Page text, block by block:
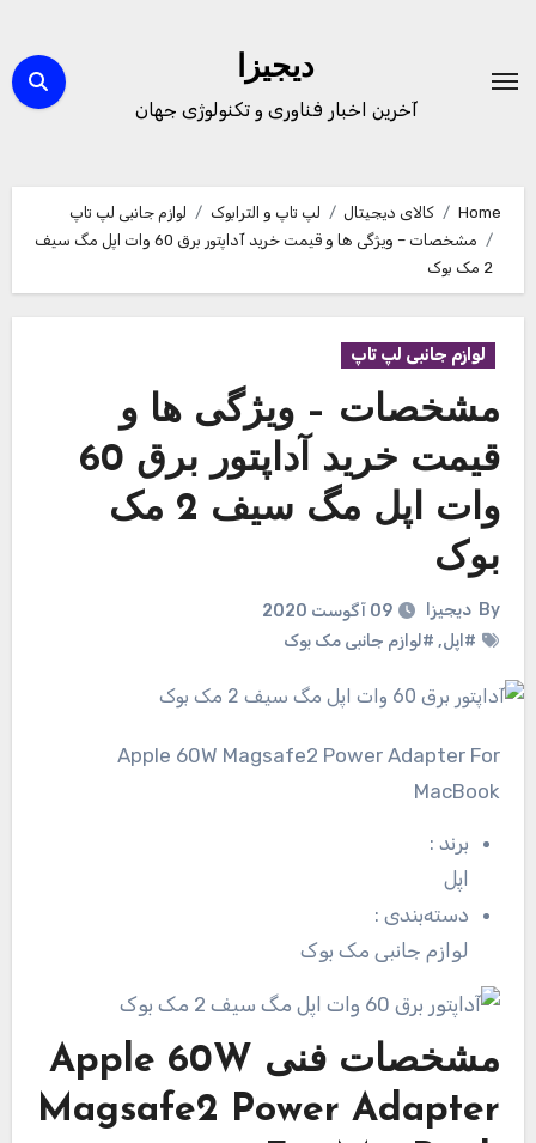
content
دیجیزا
آخرین اخبار فناوری و تکنولوژی جهان
Home کالای دیجیتال لپ تاپ و الترابوک
لوازم جانبی لپ تاپ
مشخصات – ویژگی ها و قیمت خرید آداپتور برق 60 وات اپل مگ سیف
2 مک بوک
لوازم جانبی لپ تاپ
مشخصات – ویژگی ها و
قیمت خرید آداپتور برق 60
وات اپل مگ سیف 2 مک
بوک
By دیجیزا
09 آگوست 2020
#اپل, #لوازم جانبی مک بوک
Apple 60W Magsafe2 Power Adapter For
MacBook
برند:
اپل
دسته‌بندی:
لوازم جانبی مک بوک
مشخصات فنی Apple 60W
Magsafe2 Power Adapter